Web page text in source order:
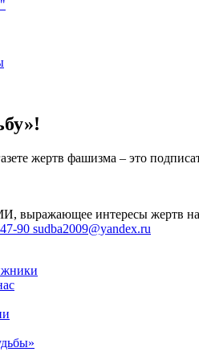
жертв фашизма – это
выражающее интересы жертв
90 sudba2009@yandex.ru